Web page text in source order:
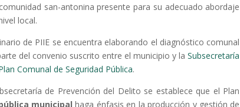
san-antonina presente para su adecuado abordaje
local.
de PIIE se encuentra elaborando el diagnóstico comunal
del convenio suscrito entre el municipio y laSubsecretaría
Comunal de Seguridad Pública.
de Prevención del Delito se establece que el Plan
municipal haga énfasis en la producción y gestión de